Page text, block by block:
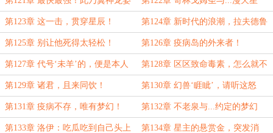
态！ 辰！
第123章 这一击，贯穿星辰！ 第124章 新时代的浪潮，拉夫德鲁
的纪念品？
第125章 别让他死得太轻松！ 第126章 疫病岛的外来者！
第127章 代号‘未羊’的，便是本人
了！
第128章 区区致命毒素，怎么就不
能吃了？
第129章 诸君，且来同饮！ 第130章 幻兽‘睚眦’，请听这怒
吼！
第131章 疫病不存，唯有梦幻！ 第132章 不老泉与...约定的梦幻
岛！
第133章 洛伊：吃瓜吃到自己头上 第134章 星主的悬赏金，突发消